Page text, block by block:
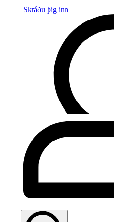
Skráðu þig inn